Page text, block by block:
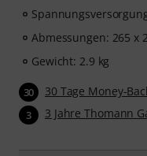
Abmessungen: 265 x
Gewicht: 2.9 kg
30 30 Tage Money-
3 3 Jahre Thomann